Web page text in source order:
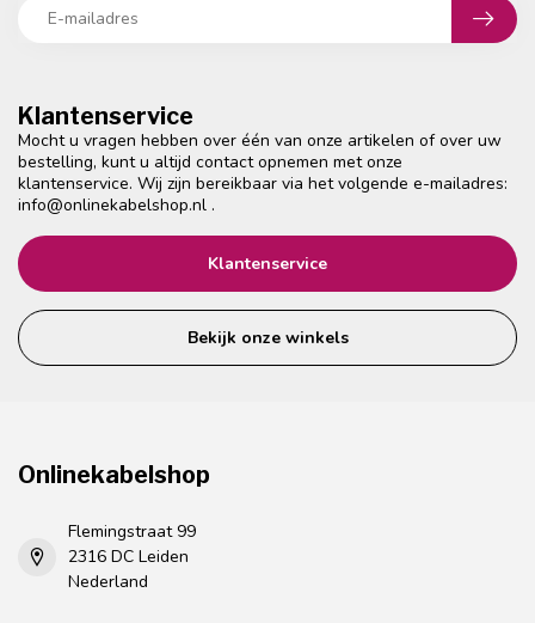
Klantenservice
Mocht u vragen hebben over één van onze artikelen of over uw
bestelling, kunt u altijd contact opnemen met onze
klantenservice. Wij zijn bereikbaar via het volgende e-mailadres:
info@onlinekabelshop.nl .
Klantenservice
Bekijk onze winkels
Onlinekabelshop
Flemingstraat 99
2316 DC Leiden
Nederland